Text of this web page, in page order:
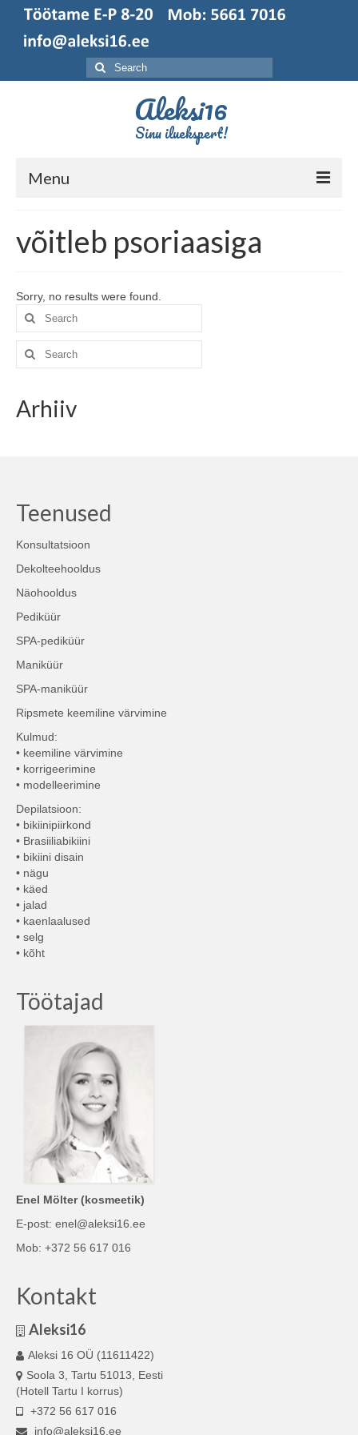
Search
for:
Aleksi16
Sinu iluekspert!
Menu
Broneerimine
võitleb psoriaasiga
Sorry, no results were found.
Search
for:
Search
for:
Arhiiv
Teenused
Konsultatsioon
Dekolteehooldus
Näohooldus
Pediküür
SPA-pediküür
Maniküür
SPA-maniküür
Ripsmete keemiline värvimine
Kulmud:
• keemiline värvimine
• korrigeerimine
• modelleerimine
Depilatsioon:
• bikiinipiirkond
• Brasiiliabikiini
• bikiini disain
• nägu
• käed
• jalad
• kaenlaalused
• selg
• kõht
Töötajad
Enel Mölter (kosmeetik)
E-post: enel@aleksi16.ee
Mob: +372 56 617 016
Kontakt
Aleksi16
Aleksi 16 OÜ (11611422)
Soola 3, Tartu 51013, Eesti
(Hotell Tartu I korrus)
+372 56 617 016
info@aleksi16.ee